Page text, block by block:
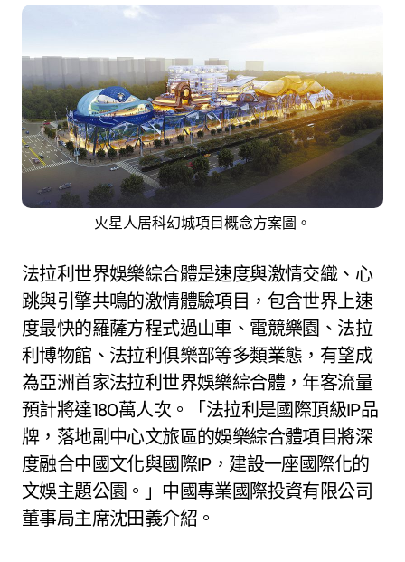
火星人居科幻城項目概念方案圖。
法拉利世界娛樂綜合體是速度與激情交織、心
跳與引擎共鳴的激情體驗項目，包含世界上速
度最快的羅薩方程式過山車、電競樂園、法拉
利博物館、法拉利俱樂部等多類業態，有望成
為亞洲首家法拉利世界娛樂綜合體，年客流量
預計將達180萬人次。「法拉利是國際頂級IP品
牌，落地副中心文旅區的娛樂綜合體項目將深
度融合中國文化與國際IP，建設一座國際化的
文娛主題公園。」中國專業國際投資有限公司
董事局主席沈田義介紹。